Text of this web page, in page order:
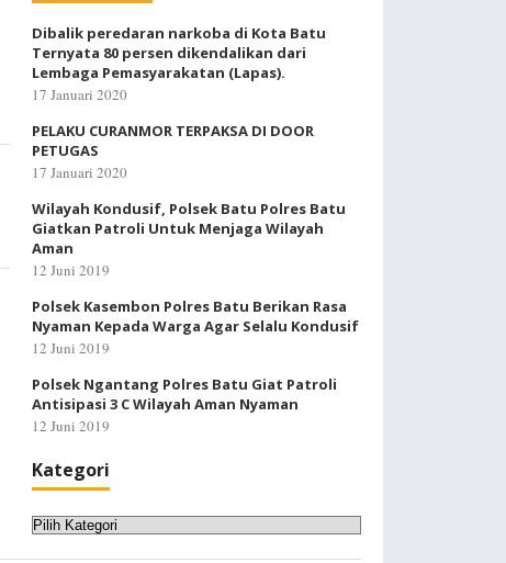
Dibalik peredaran narkoba di Kota Batu
Ternyata 80 persen dikendalikan dari
Lembaga Pemasyarakatan (Lapas).
17 Januari 2020
PELAKU CURANMOR TERPAKSA DI DOOR
PETUGAS
17 Januari 2020
Wilayah Kondusif, Polsek Batu Polres Batu
Giatkan Patroli Untuk Menjaga Wilayah
Aman
12 Juni 2019
Polsek Kasembon Polres Batu Berikan Rasa
Nyaman Kepada Warga Agar Selalu Kondusif
12 Juni 2019
Polsek Ngantang Polres Batu Giat Patroli
Antisipasi 3 C Wilayah Aman Nyaman
12 Juni 2019
Kategori
Kategori